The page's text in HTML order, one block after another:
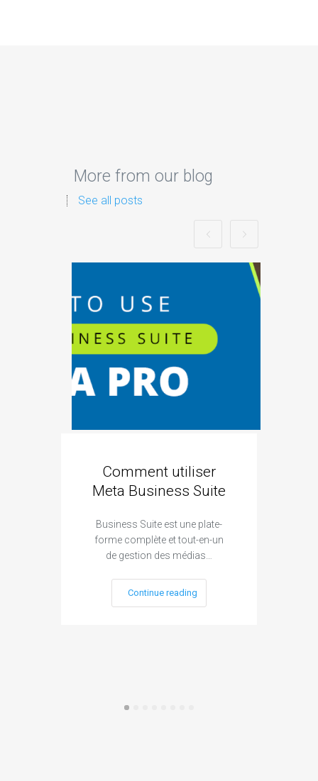
More from our blog
See all posts
Comment utiliser
Meta Business Suite
Business Suite est une plate-
forme complète et tout-en-un
de gestion des médias…
Continue reading